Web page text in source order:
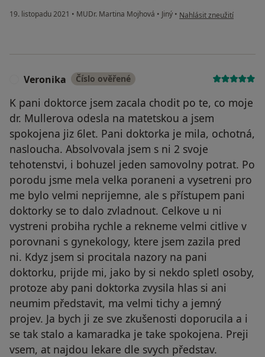
19. listopadu 2021 • MUDr. Martina Mojhová • Jiný • podle názoru uživatele
Nahlásit zneužití
Veronika Číslo ověřené
K pani doktorce jsem zacala chodit po te, co moje
dr. Mullerova odesla na matetskou a jsem
spokojena jiz 6let. Pani doktorka je mila, ochotná,
nasloucha. Absolvovala jsem s ni 2 svoje
tehotenstvi, i bohuzel jeden samovolny potrat. Po
porodu jsme mela velka poraneni a vysetreni pro
me bylo velmi neprijemne, ale s přístupem pani
doktorky se to dalo zvladnout. Celkove u ni
vystreni probiha rychle a rekneme velmi citlive v
porovnani s gynekology, ktere jsem zazila pred
ni. Kdyz jsem si procitala nazory na pani
doktorku, prijde mi, jako by si nekdo spletl osoby,
protoze aby pani doktorka zvysila hlas si ani
neumim představit, ma velmi tichy a jemný
projev. Ja bych ji ze sve zkušenosti doporucila a i
se tak stalo a kamaradka je take spokojena. Preji
vsem, at najdou lekare dle svych představ.